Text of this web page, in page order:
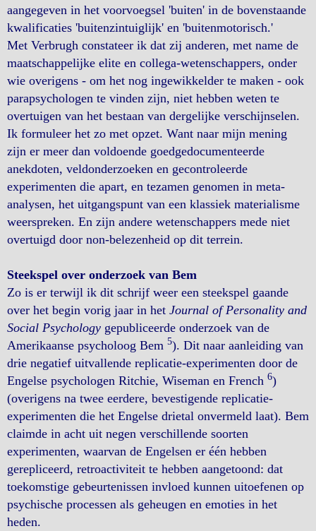
aangegeven in het voorvoegsel 'buiten' in de bovenstaande
kwalificaties 'buitenzintuiglijk' en 'buitenmotorisch.'
Met Verbrugh constateer ik dat zij anderen, met name de
maatschappelijke elite en collega-wetenschappers, onder
wie overigens - om het nog ingewikkelder te maken - ook
parapsychologen te vinden zijn, niet hebben weten te
overtuigen van het bestaan van dergelijke verschijnselen.
Ik formuleer het zo met opzet. Want naar mijn mening
zijn er meer dan voldoende goedgedocumenteerde
anekdoten, veldonderzoeken en gecontroleerde
experimenten die apart, en tezamen genomen in meta-
analysen, het uitgangspunt van een klassiek materialisme
weerspreken. En zijn andere wetenschappers mede niet
overtuigd door non-belezenheid op dit terrein.
Steekspel over onderzoek van Bem
Zo is er terwijl ik dit schrijf weer een steekspel gaande
over het begin vorig jaar in het Journal of Personality and
Social Psychology gepubliceerde onderzoek van de
Amerikaanse psycholoog Bem 5). Dit naar aanleiding van
drie negatief uitvallende replicatie-experimenten door de
Engelse psychologen Ritchie, Wiseman en French 6)
(overigens na twee eerdere, bevestigende replicatie-
experimenten die het Engelse drietal onvermeld laat). Bem
claimde in acht uit negen verschillende soorten
experimenten, waarvan de Engelsen er één hebben
gerepliceerd, retroactiviteit te hebben aangetoond: dat
toekomstige gebeurtenissen invloed kunnen uitoefenen op
psychische processen als geheugen en emoties in het
heden.